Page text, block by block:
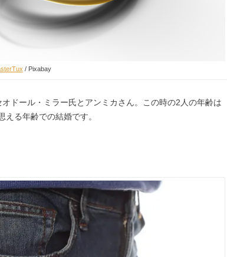
/ Pixabay
ドール・ミラー氏とアンミカさん。この時の2人の年齢は
る年齢での結婚です。